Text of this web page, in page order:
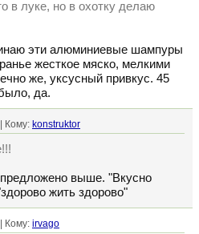
в луке, но в охотку делаю
эти алюминиевые шампуры
жесткое мяско, мелкими
же, уксусный привкус. 45
да.
Кому: konstruktor
выше. "Вкусно
жить здорово"
Кому: irvago